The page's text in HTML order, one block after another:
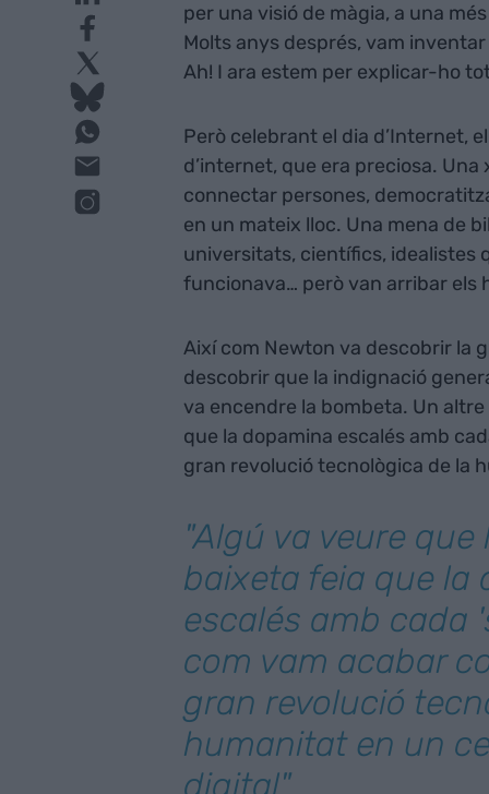
per una visió de màgia, a una
Molts anys després, vam inventar
Ah! I ara estem per explicar-ho
Però celebrant el dia d’Internet,
d’internet, que era preciosa.
connectar persones,
en un mateix lloc. Una mena de
universitats, científics, idealistes
funcionava… però van arribar els
Així com Newton va descobrir la
descobrir que la indignació
va encendre la bombeta. Un
que la dopamina escalés amb
gran revolució tecnològica de la
"Algú va veure que
baixeta feia que la
escalés amb cada
com vam acabar
gran revolució
humanitat en un
digital"